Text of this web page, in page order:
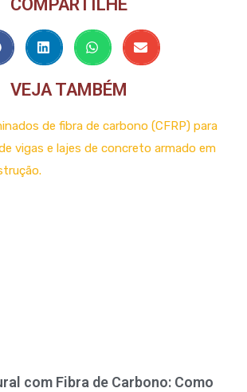
COMPARTILHE
VEJA TAMBÉM
com Fibra de Carbono: Como